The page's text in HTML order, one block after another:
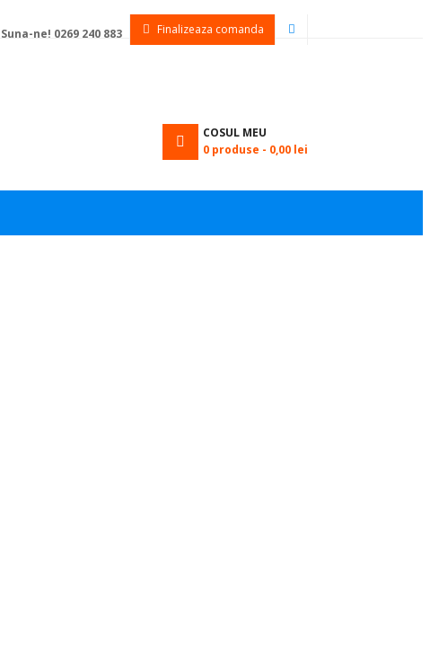
Suna-ne! 0269 240 883 Finalizeaza comanda
COSUL MEU
0 produse - 0,00 lei